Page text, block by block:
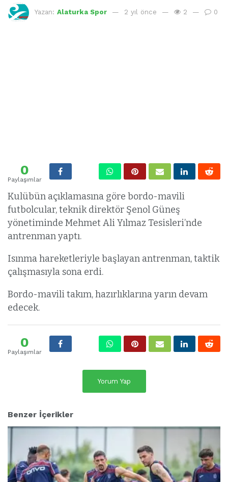
Yazan: Alaturka Spor 2 yıl önce 2 0
0
Paylaşımlar
Kulübün açıklamasına göre bordo-mavili
futbolcular, teknik direktör Şenol Güneş
yönetiminde Mehmet Ali Yılmaz Tesisleri’nde
antrenman yaptı.
Isınma hareketleriyle başlayan antrenman, taktik
çalışmasıyla sona erdi.
Bordo-mavili takım, hazırlıklarına yarın devam
edecek.
0
Paylaşımlar
Yorum Yap
Benzer İçerikler